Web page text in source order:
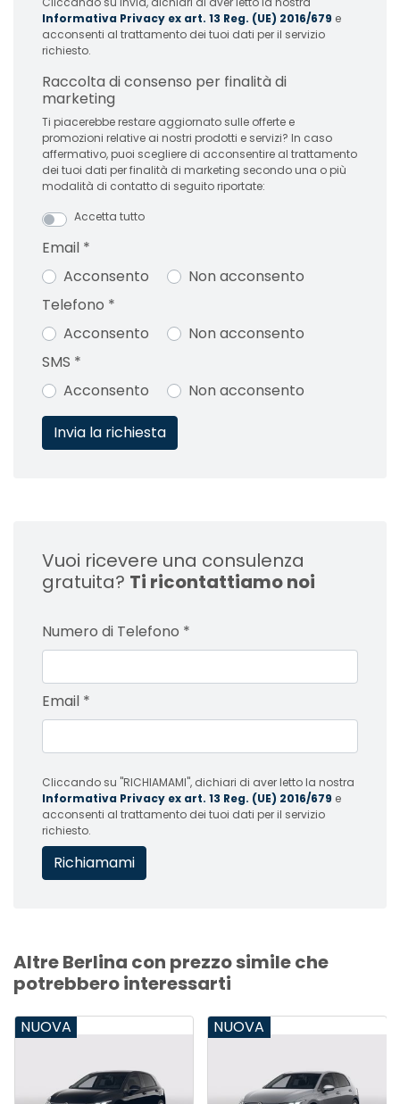
Informativa Privacy ex art. 13 Reg. (UE) 2016/679 e
acconsenti al trattamento dei tuoi dati per il servizio
richiesto.
Raccolta di consenso per finalità di
marketing
Ti piacerebbe restare aggiornato sulle offerte e
promozioni relative ai nostri prodotti e servizi? In caso
affermativo, puoi scegliere di acconsentire al trattamento
dei tuoi dati per finalità di marketing secondo una o più
modalità di contatto di seguito riportate:
Accetta tutto
Email *
Acconsento
Non acconsento
Telefono *
Acconsento
Non acconsento
SMS *
Acconsento
Non acconsento
Vuoi ricevere una consulenza
gratuita? Ti ricontattiamo noi
Numero di Telefono *
Email *
Cliccando su "RICHIAMAMI", dichiari di aver letto la nostra
Informativa Privacy ex art. 13 Reg. (UE) 2016/679 e
acconsenti al trattamento dei tuoi dati per il servizio
richiesto.
Altre Berlina con prezzo simile che
potrebbero interessarti